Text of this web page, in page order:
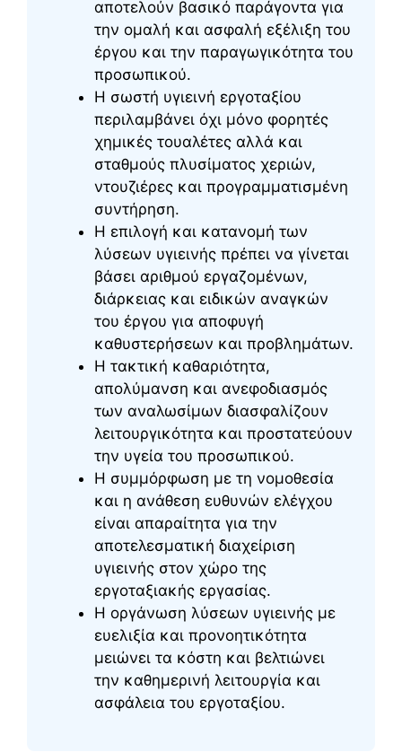
αποτελούν βασικό παράγοντα για
την ομαλή και ασφαλή εξέλιξη του
έργου και την παραγωγικότητα του
προσωπικού.
Η σωστή υγιεινή εργοταξίου
περιλαμβάνει όχι μόνο φορητές
χημικές τουαλέτες αλλά και
σταθμούς πλυσίματος χεριών,
ντουζιέρες και προγραμματισμένη
συντήρηση.
Η επιλογή και κατανομή των
λύσεων υγιεινής πρέπει να γίνεται
βάσει αριθμού εργαζομένων,
διάρκειας και ειδικών αναγκών
του έργου για αποφυγή
καθυστερήσεων και προβλημάτων.
Η τακτική καθαριότητα,
απολύμανση και ανεφοδιασμός
των αναλωσίμων διασφαλίζουν
λειτουργικότητα και προστατεύουν
την υγεία του προσωπικού.
Η συμμόρφωση με τη νομοθεσία
και η ανάθεση ευθυνών ελέγχου
είναι απαραίτητα για την
αποτελεσματική διαχείριση
υγιεινής στον χώρο της
εργοταξιακής εργασίας.
Η οργάνωση λύσεων υγιεινής με
ευελιξία και προνοητικότητα
μειώνει τα κόστη και βελτιώνει
την καθημερινή λειτουργία και
ασφάλεια του εργοταξίου.